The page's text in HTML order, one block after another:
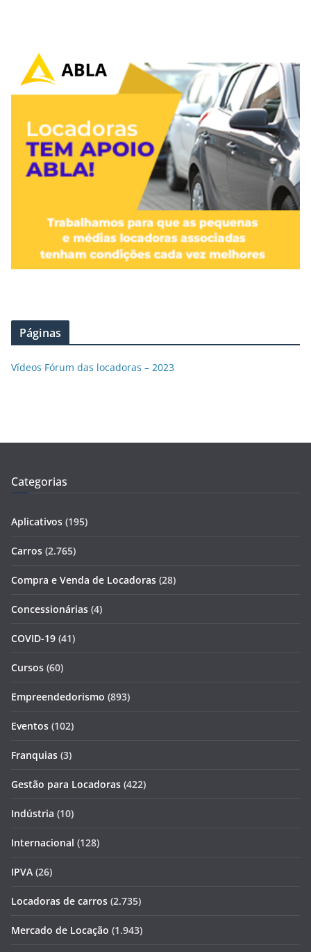
Páginas
Vídeos Fórum das locadoras – 2023
Categorias
Aplicativos (195)
Carros (2.765)
Compra e Venda de Locadoras (28)
Concessionárias (4)
COVID-19 (41)
Cursos (60)
Empreendedorismo (893)
Eventos (102)
Franquias (3)
Gestão para Locadoras (422)
Indústria (10)
Internacional (128)
IPVA (26)
Locadoras de carros (2.735)
Mercado de Locação (1.943)